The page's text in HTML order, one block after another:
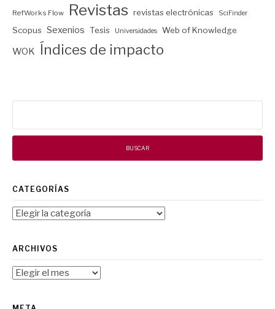
RefWorks Flow Revistas revistas electrónicas SciFinder
Scopus Sexenios Tesis Universidades Web of Knowledge
WOK Índices de impacto
CATEGORÍAS
Categorías
ARCHIVOS
Archivos